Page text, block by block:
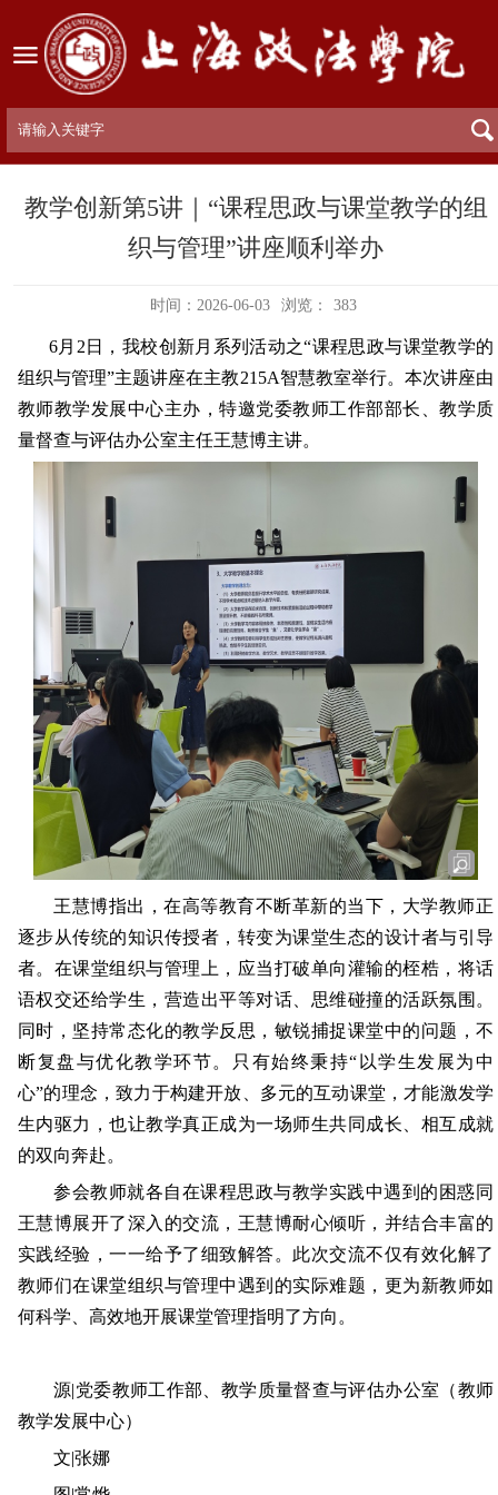
教学创新第5讲｜“课程思政与课堂教学的组
织与管理”讲座顺利举办
时间：2026-06-03 浏览： 383
6月 2日，我校创新月系列活动之“课程思政与课堂教学的
组织与管理”主题讲座在主教215A智慧教室举行。本次讲座由
教师教学发展中心主办，特邀党委教师工作部部长、教学质
量督查与评估办公室主任王慧博主讲。
王慧博指出，在高等教育不断革新的当下，大学教师正
逐步从传统的知识传授者，转变为课堂生态的设计者与引导
者。在课堂组织与管理上，应当打破单向灌输的桎梏，将话
语权交还给学生，营造出平等对话、思维碰撞的活跃氛围。
同时，坚持常态化的教学反思，敏锐捕捉课堂中的问题，不
断复盘与优化教学环节。只有始终秉持“以学生发展为中
心”的理念，致力于构建开放、多元的互动课堂，才能激发学
生内驱力，也让教学真正成为一场师生共同成长、相互成就
的双向奔赴。
参会教师就各自在课程思政与教学实践中遇到的困惑同
王慧博展开了深入的交流，王慧博耐心倾听，并结合丰富的
实践经验，一一给予了细致解答。此次交流不仅有效化解了
教师们在课堂组织与管理中遇到的实际难题，更为新教师如
何科学、高效地开展课堂管理指明了方向。
源|党委教师工作部、教学质量督查与评估办公室（教师
教学发展中心）
文|张娜